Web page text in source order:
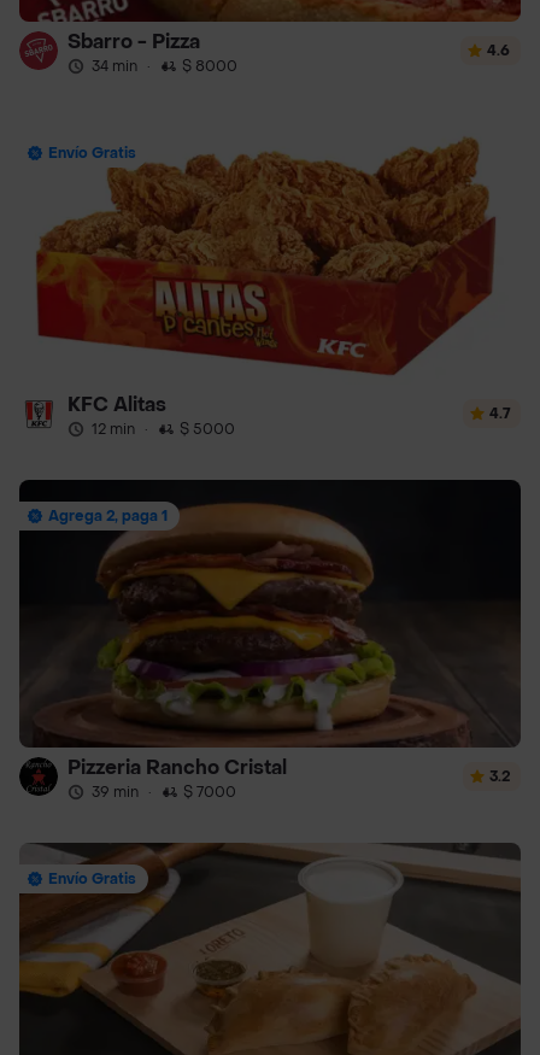
Sbarro - Pizza
34 min · $ 8000
4.6
Envío Gratis
KFC Alitas
12 min · $ 5000
4.7
Agrega 2, paga 1
Pizzeria Rancho Cristal
39 min · $ 7000
3.2
Envío Gratis